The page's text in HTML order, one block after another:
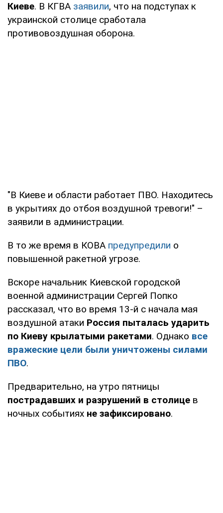
Киеве. В КГВА заявили, что на подступах к
украинской столице сработала
противовоздушная оборона.
"В Киеве и области работает ПВО. Находитесь
в укрытиях до отбоя воздушной тревоги!" –
заявили в администрации.
В то же время в КОВА предупредили о
повышенной ракетной угрозе.
Вскоре начальник Киевской городской
военной администрации Сергей Попко
рассказал, что во время 13-й с начала мая
воздушной атаки Россия пыталась ударить
по Киеву крылатыми ракетами. Однако все
вражеские цели были уничтожены силами
ПВО.
Предварительно, на утро пятницы
пострадавших и разрушений в столице в
ночных событиях не зафиксировано.